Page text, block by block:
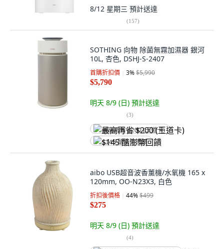
8/12 星期三 預計送達
(157)
SOTHING 向物 除菌無霧加濕器 銀河
10L, 杏色, DSHJ-S-2407
首購折扣價 3%$5,990
$5,790
明天 8/9 (日) 預計送達
(3)
最高再省 $200 (王道卡)
$145 酷澎幣回饋
aibo USB超音波香薰機/水氧機 165 x
120mm, OO-N23X3, 白色
折扣後價格 44%$499
$275
明天 8/9 (日) 預計送達
(4)